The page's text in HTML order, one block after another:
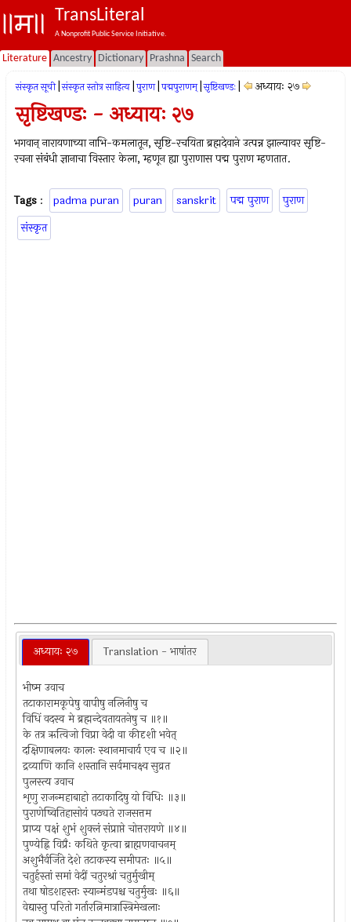
TransLiteral
A Nonprofit Public Service Initiative.
Literature Ancestry Dictionary Prashna Search
संस्कृत सूची संस्कृत स्तोत्र साहित्य पुराण पद्मपुराणम् सृष्टिखण्डः अध्यायः २७
सृष्टिखण्डः - अध्यायः २७
भगवान् नारायणाच्या नाभि-कमलातून, सृष्टि-रचयिता ब्रह्मदेवाने उत्पन्न झाल्यावर सृष्टि-
रचना संबंधी ज्ञानाचा विस्तार केला, म्हणून ह्या पुराणास पद्म पुराण म्हणतात.
Tags : padma puran puran sanskrit पद्म पुराण
पुराण
संस्कृत
अध्यायः २७ Translation - भाषांतर
भीष्म उवाच
तटाकारामकूपेषु वापीषु नलिनीषु च
विधिं वदस्व मे ब्रह्मन्देवतायतनेषु च ॥१॥
के तत्र ऋत्विजो विप्रा वेदी वा कीदृशी भवेत्
दक्षिणाबलयः कालः स्थानमाचार्य एव च ॥२॥
द्रव्याणि कानि शस्तानि सर्वमाचक्ष्व सुव्रत
पुलस्त्य उवाच
शृणु राजन्महाबाहो तटाकादिषु यो विधिः ॥३॥
पुराणेष्वितिहासोयं पठ्यते राजसत्तम
प्राप्य पक्षं शुभं शुक्लं संप्राप्ते चोत्तरायणे ॥४॥
पुण्येह्नि विप्रैः कथिते कृत्वा ब्राह्मणवाचनम्
अशुभैर्वर्जिते देशे तटाकस्य समीपतः ॥५॥
चतुर्हस्तां समां वेदीं चतुरश्रां चतुर्मुखीम्
तथा षोडशहस्तः स्यान्मंडपश्च चतुर्मुखः ॥६॥
वेद्यास्तु परितो गर्तारत्निमात्रास्त्रिमेखलाः